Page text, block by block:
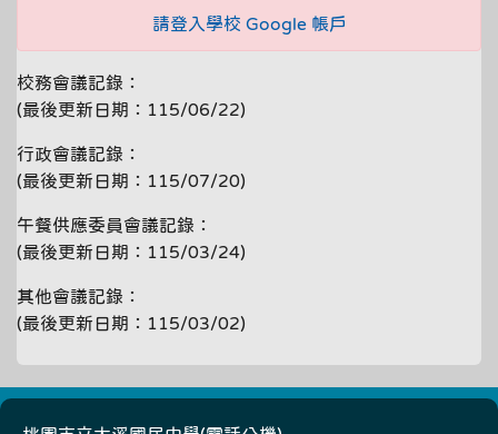
請登入學校 Google 帳戶
校務會議記錄：
(最後更新日期：115/06/22)
行政會議記錄：
(最後更新日期：115/07/20)
午餐供應委員會議記錄：
(最後更新日期：115/03/24)
其他會議記錄：
(最後更新日期：115/03/02)